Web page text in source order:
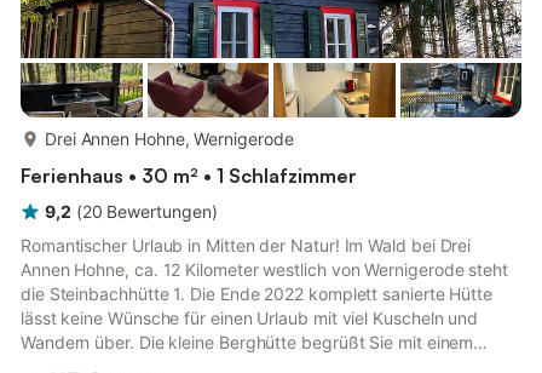
Drei Annen Hohne, Wernigerode
Ferienhaus • 30 m² • 1 Schlafzimmer
9,2 (20 Bewertungen)
Romantischer Urlaub in Mitten der Natur! Im Wald bei Drei
Annen Hohne, ca. 12 Kilometer westlich von Wernigerode steht
die Steinbachhütte 1. Die Ende 2022 komplett sanierte Hütte
lässt keine Wünsche für einen Urlaub mit viel Kuscheln und
Wandern über. Die kleine Berghütte begrüßt Sie mit einem